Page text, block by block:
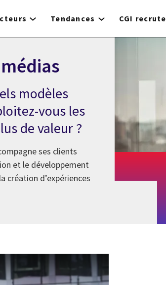
Tendances CGI recrute
modèles
vous les
de valeur ?
ses clients
et le développement
création d’expériences